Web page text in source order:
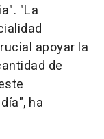
"La
apoyar la
de
ha